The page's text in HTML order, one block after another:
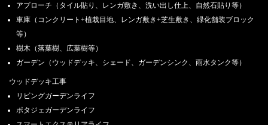
アプローチ（タイル貼り、レンガ敷き、洗い出し仕上、自然石貼り等）
車庫（コンクリート+植栽目地、レンガ敷き+芝生敷き、緑化舗装ブロック
等）
樹木（落葉樹、広葉樹等）
ガーデン（ウッドデッキ、シェード、ガーデンシンク、雨水タンク等）
ウッドデッキ工事
リビングガーデンライフ
ポタジェガーデンライフ